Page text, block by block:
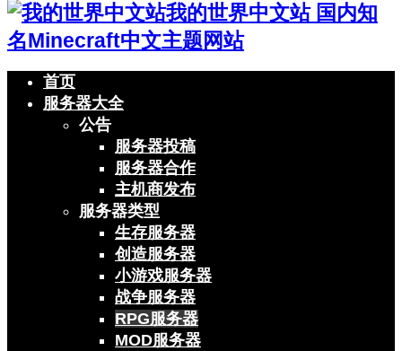
我的世界中文站 国内知
名Minecraft中文主题网站
首页
服务器大全
公告
服务器投稿
服务器合作
主机商发布
服务器类型
生存服务器
创造服务器
小游戏服务器
战争服务器
RPG服务器
MOD服务器